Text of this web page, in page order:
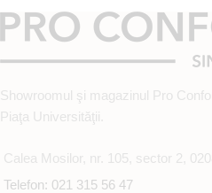
Showroomul şi magazinul Pro
Piaţa Universităţii.
Calea Mosilor, nr. 105, sector 2,
Telefon: 021 315 56 47